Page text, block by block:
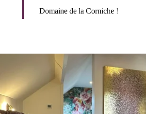
Domaine de la Corniche !